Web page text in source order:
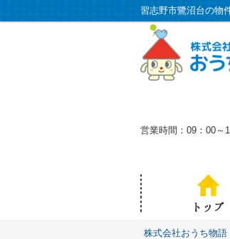
営業時間：09：00～
株式会社おうち物語